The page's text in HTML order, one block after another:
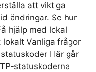
att viktiga
ändringar. Se hur
hjälp med lokal
lokalt Vanliga frågor
Här går
statuskoderna